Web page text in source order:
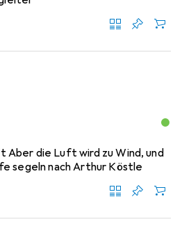
Aber die Luft wird zu Wind, und
segeln nach Arthur Köstle